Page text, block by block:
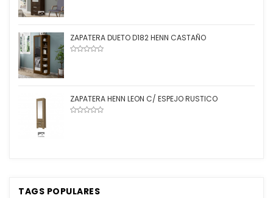
ZAPATERA DUETO D182 HENN CASTAÑO
ZAPATERA HENN LEON C/ ESPEJO RUSTICO
TAGS POPULARES